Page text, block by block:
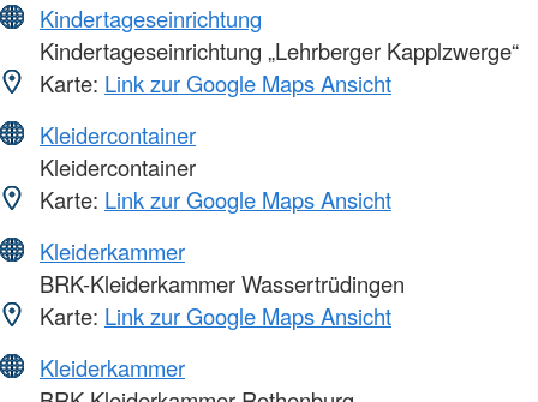
Kindertageseinrichtung
Kindertageseinrichtung „Lehrberger Kapplzwerge“
Karte: Link zur Google Maps Ansicht
Kleidercontainer
Kleidercontainer
Karte: Link zur Google Maps Ansicht
Kleiderkammer
BRK-Kleiderkammer Wassertrüdingen
Karte: Link zur Google Maps Ansicht
Kleiderkammer